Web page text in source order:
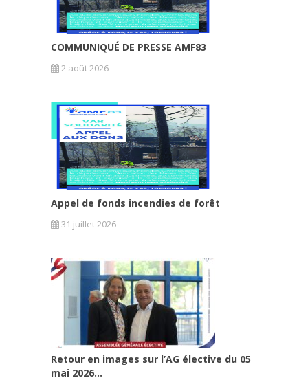
COMMUNIQUÉ DE PRESSE AMF83
2 août 2026
Appel de fonds incendies de forêt
31 juillet 2026
Retour en images sur l’AG élective du 05
mai 2026...